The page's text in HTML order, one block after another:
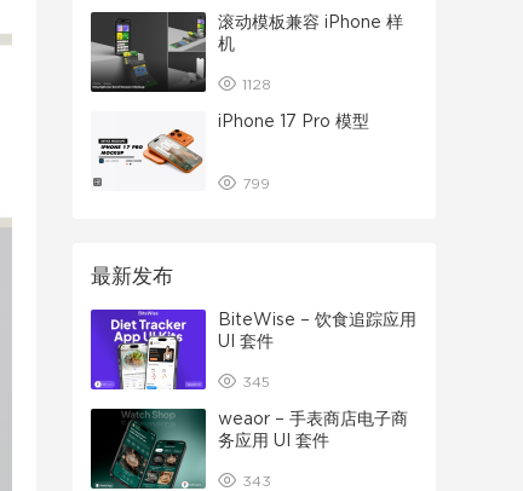
滚动模板兼容 iPhone 样
机
1128
iPhone 17 Pro 模型
799
最新发布
BiteWise – 饮食追踪应用
UI 套件
345
weaor – 手表商店电子商
务应用 UI 套件
343